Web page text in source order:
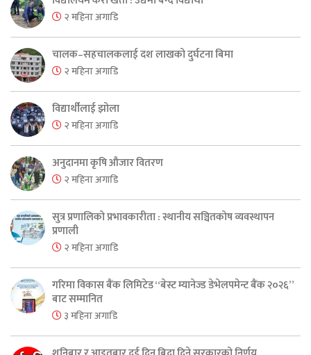
२ महिना अगाडि
चालक–सहचालकलाई दश लाखको दुर्घटना बिमा
२ महिना अगाडि
विद्यार्थीलाई झोला
२ महिना अगाडि
अनुदानमा कृषि औजार वितरण
२ महिना अगाडि
सुत्र प्रणालिको प्रभावकारीता : स्थानीय सञ्चितकोष व्यवस्थापन
प्रणाली
२ महिना अगाडि
गरिमा विकास बैंक लिमिटेड “बेस्ट म्यानेज्ड डेभेलपमेन्ट बैंक २०२६”
बाट सम्मानित
३ महिना अगाडि